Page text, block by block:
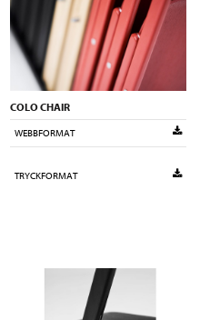
COLO CHAIR
WEBBFORMAT
TRYCKFORMAT